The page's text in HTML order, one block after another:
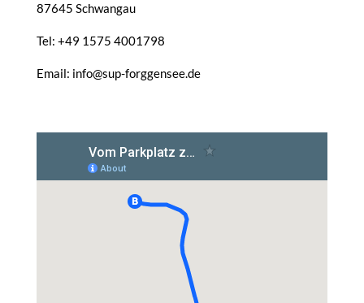
87645 Schwangau
Tel: +49 1575 4001798
Email: info@sup-forggensee.de